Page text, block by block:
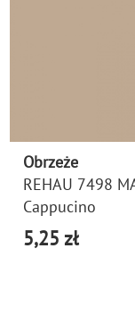
Obrzeże
REHAU 7498
Cappucino
5,25 zł